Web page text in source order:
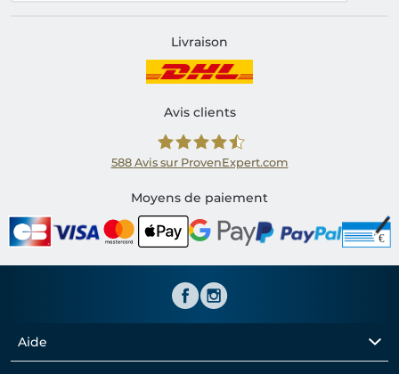
Livraison
Avis clients
Shirtinator FR
588 Avis sur ProvenExpert.com
Moyens de paiement
Aide